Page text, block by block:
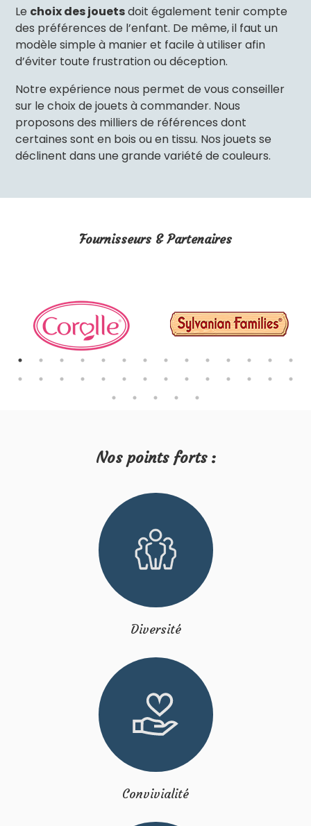
Le choix des jouetsdoit également tenir compte
des préférences de l’enfant. De même, il faut un
modèle simple à manier et facile à utiliser afin
d’éviter toute frustration ou déception.
Notre expérience nous permet de vous conseiller
sur le choix de jouets à commander. Nous
proposons des milliers de références dont
certaines sont en bois ou en tissu. Nos jouets se
déclinent dans une grande variété de couleurs.
Fournisseurs & Partenaires
Nos points forts :
Diversité
Convivialité